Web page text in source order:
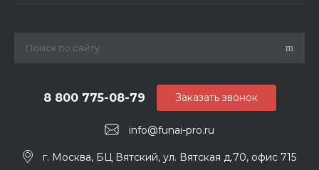
info@funai-pro.ru
8 800 775-08-79
г. Москва, БЦ Вятский, ул. Вятская д.70, офис 715
Заказать звонок